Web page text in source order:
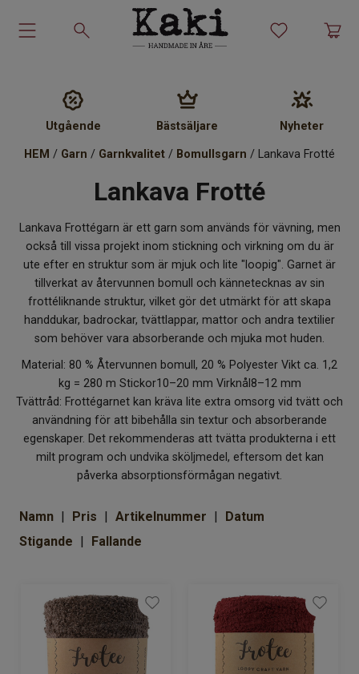
Garn
Stickmönster
Ullprodukter
Presenter
Kakiskolan
Om Kaki
Utgående Bästsäljare Nyheter
HEM / Garn / Garnkvalitet / Bomullsgarn / Lankava Frotté
Lankava Frotté
Lankava Frottégarn är ett garn som används för vävning, men
också till vissa projekt inom stickning och virkning om du är
ute efter en struktur som är mjuk och lite "loopig". Garnet är
tillverkat av återvunnen bomull och kännetecknas av sin
frottéliknande struktur, vilket gör det utmärkt för att skapa
handdukar, badrockar, tvättlappar, mattor och andra textilier
som behöver vara absorberande och mjuka mot huden.
Material: 80 % Återvunnen bomull, 20 % Polyester Vikt ca. 1,2
kg = 280 m Stickor10–20 mm Virknål8–12 mm
Tvättråd: Frottégarnet kan kräva lite extra omsorg vid tvätt och
användning för att bibehålla sin textur och absorberande
egenskaper. Det rekommenderas att tvätta produkterna i ett
milt program och undvika sköljmedel, eftersom det kan
påverka absorptionsförmågan negativt.
Namn Pris Artikelnummer
Datum
Stigande
Fallande